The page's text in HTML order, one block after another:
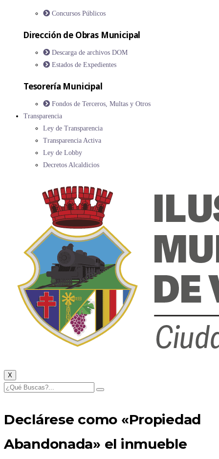
Concursos Públicos
Dirección de Obras Municipal
Descarga de archivos DOM
Estados de Expedientes
Tesorería Municipal
Fondos de Terceros, Multas y Otros
Transparencia
Ley de Transparencia
Transparencia Activa
Ley de Lobby
Decretos Alcaldicios
X
Declárese como «Propiedad
Abandonada» el inmueble